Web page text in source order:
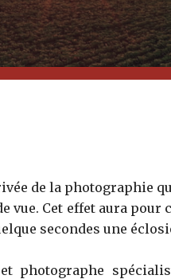
de la photographie
vue. Cet effet aura pour
secondes une
photographe